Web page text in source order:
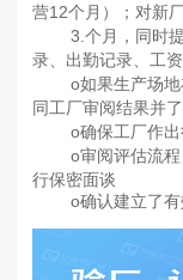
营12个月）；对新
3.个月，同时提
录、出勤记录、工
o如果生产场地在
同工厂审阅结果并
o确保工厂作出
o审阅评估流程
行保密面谈
o确认建立了有